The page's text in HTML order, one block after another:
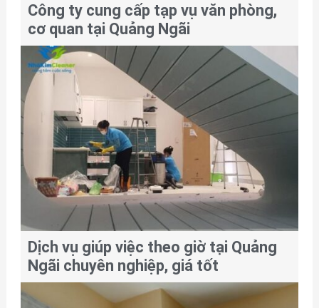
Công ty cung cấp tạp vụ văn phòng,
cơ quan tại Quảng Ngãi
Dịch vụ giúp việc theo giờ tại Quảng
Ngãi chuyên nghiệp, giá tốt